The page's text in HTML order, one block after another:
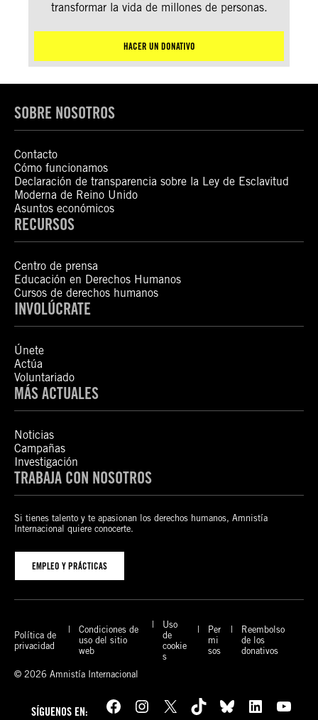
transformar la vida de millones de personas.
HACER UN DONATIVO
SOBRE NOSOTROS
Contacto
Cómo funcionamos
Declaración de transparencia sobre la Ley de Esclavitud
Moderna de Reino Unido
Asuntos económicos
RECURSOS
Centro de prensa
Educación en Derechos Humanos
Cursos de derechos humanos
INVOLÚCRATE
Únete
Actúa
Voluntariado
MÁS ACTUALES
Noticias
Campañas
Investigación
TRABAJA CON NOSOTROS
Si tienes talento y te apasionan los derechos humanos, Amnistía
Internacional quiere conocerte.
EMPLEO Y PRÁCTICAS
Política de
privacidad
Condiciones de
uso del sitio
web
Uso
de
cookie
s
Per
mi
sos
Reembolso
de los
donativos
© 2026 Amnistía Internacional
SÍGUENOS EN: Facebook Instagram X TikTok Bluesky LinkedIn YouTube